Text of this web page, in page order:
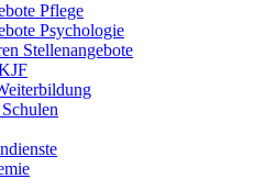
Pflege
Psychologie
Stellenangebote